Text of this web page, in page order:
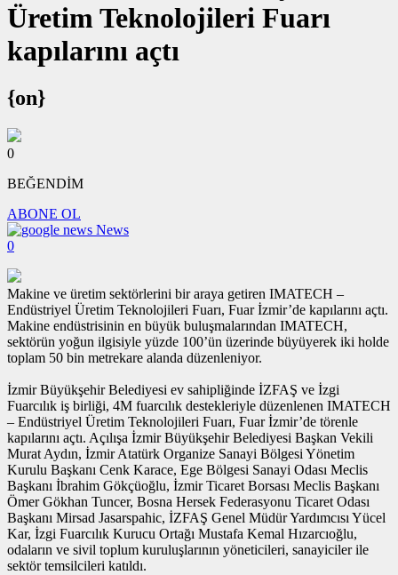
Üretim Teknolojileri Fuarı
kapılarını açtı
{on}
0
BEĞENDİM
ABONE OL
News
0
Makine ve üretim sektörlerini bir araya getiren IMATECH –
Endüstriyel Üretim Teknolojileri Fuarı, Fuar İzmir’de kapılarını açtı.
Makine endüstrisinin en büyük buluşmalarından IMATECH,
sektörün yoğun ilgisiyle yüzde 100’ün üzerinde büyüyerek iki holde
toplam 50 bin metrekare alanda düzenleniyor.
İzmir Büyükşehir Belediyesi ev sahipliğinde İZFAŞ ve İzgi
Fuarcılık iş birliği, 4M fuarcılık destekleriyle düzenlenen IMATECH
– Endüstriyel Üretim Teknolojileri Fuarı, Fuar İzmir’de törenle
kapılarını açtı. Açılışa İzmir Büyükşehir Belediyesi Başkan Vekili
Murat Aydın, İzmir Atatürk Organize Sanayi Bölgesi Yönetim
Kurulu Başkanı Cenk Karace, Ege Bölgesi Sanayi Odası Meclis
Başkanı İbrahim Gökçüoğlu, İzmir Ticaret Borsası Meclis Başkanı
Ömer Gökhan Tuncer, Bosna Hersek Federasyonu Ticaret Odası
Başkanı Mirsad Jasarspahic, İZFAŞ Genel Müdür Yardımcısı Yücel
Kar, İzgi Fuarcılık Kurucu Ortağı Mustafa Kemal Hızarcıoğlu,
odaların ve sivil toplum kuruluşlarının yöneticileri, sanayiciler ile
sektör temsilcileri katıldı.